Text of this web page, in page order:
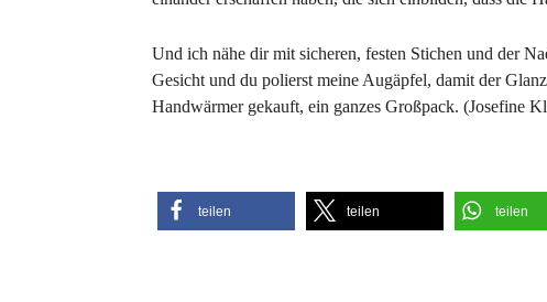
Und ich nähe dir mit sicheren, festen Stichen und der
Gesicht und du polierst meine Augäpfel, damit der
Handwärmer gekauft, ein ganzes Großpack. (Josefine
teilen teilen teilen